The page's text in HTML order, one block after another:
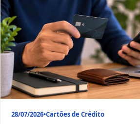
28/07/2026•Cartões de Crédito